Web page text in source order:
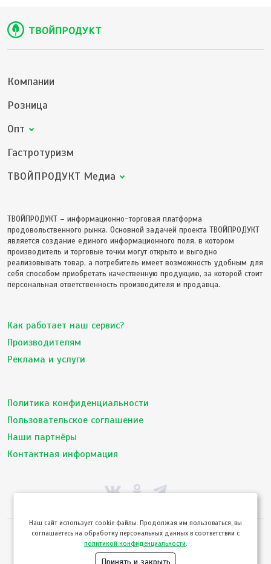
Компании
Розница
Опт
Гастротуризм
ТВОЙПРОДУКТ Медиа
ТВОЙПРОДУКТ – информационно-торговая платформа
продовольственного рынка. Основной задачей проекта ТВОЙПРОДУКТ
является создание единого информационного поля, в котором
производитель и торговые точки могут открыто и выгодно
реализовывать товар, а потребитель имеет возможность удобным для
себя способом приобретать качественную продукцию, за которой стоит
персональная ответственность производителя и продавца.
Как работает наш сервис?
Производителям
Реклама и услуги
Политика конфиденциальности
Пользовательское соглашение
Наши партнёры
Контактная информация
© ТвойПродукт 2010 - 2026
Использование сайта означает согласие сПользовательским соглашением
Политикой конфиденциальностисервиса ТВОЙПРОДУКТ
Hаш сайт использует cookie файлы. Продолжая им пользоваться, вы
соглашаетесь на обработку персональных данных в соответствии с
политикой конфиденциальности
Принять и закрыть